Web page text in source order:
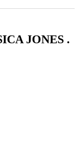
JONES .